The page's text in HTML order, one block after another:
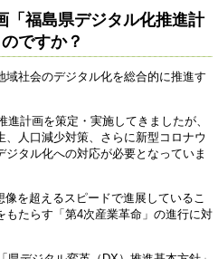
「福島県デジタル化推進計
ですか？
社会のデジタル化を総合的に推進す
計画を策定・実施してきましたが、
人口減少対策、さらに新型コロナウ
タル化への対応が必要となっていま
を超えるスピードで進展しているこ
もたらす「第4次産業革命」の進行に対